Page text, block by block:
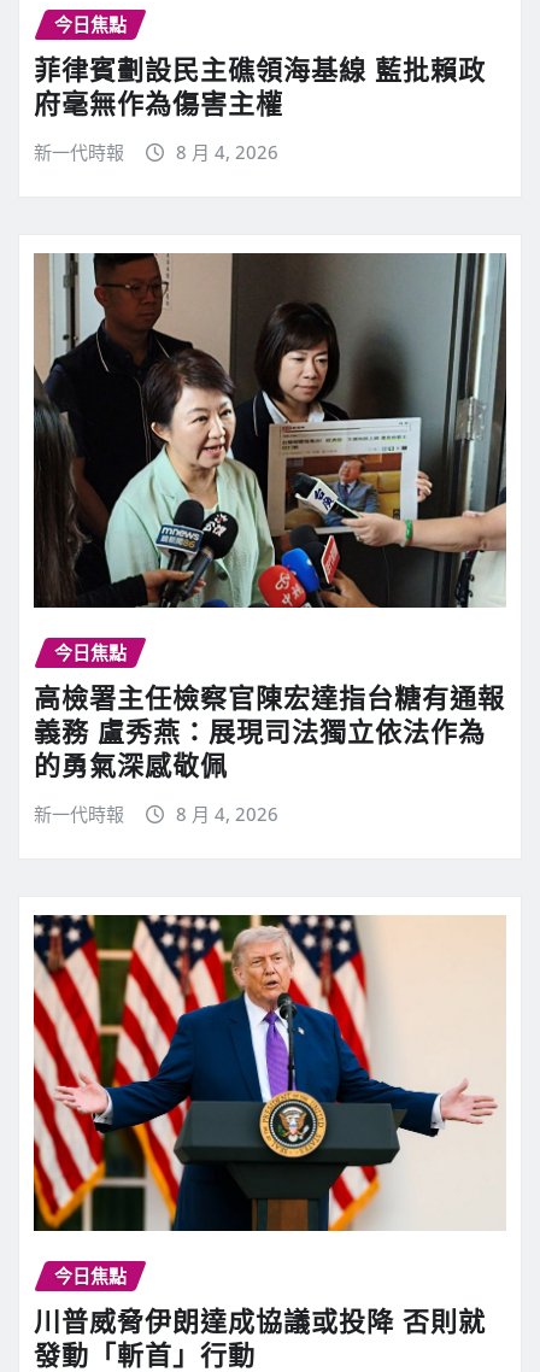
今日焦點
菲律賓劃設民主礁領海基線 藍批賴政
府毫無作為傷害主權
新一代時報 8 月 4, 2026
今日焦點
高檢署主任檢察官陳宏達指台糖有通報
義務 盧秀燕：展現司法獨立依法作為
的勇氣深感敬佩
新一代時報 8 月 4, 2026
今日焦點
川普威脅伊朗達成協議或投降 否則就
發動「斬首」行動